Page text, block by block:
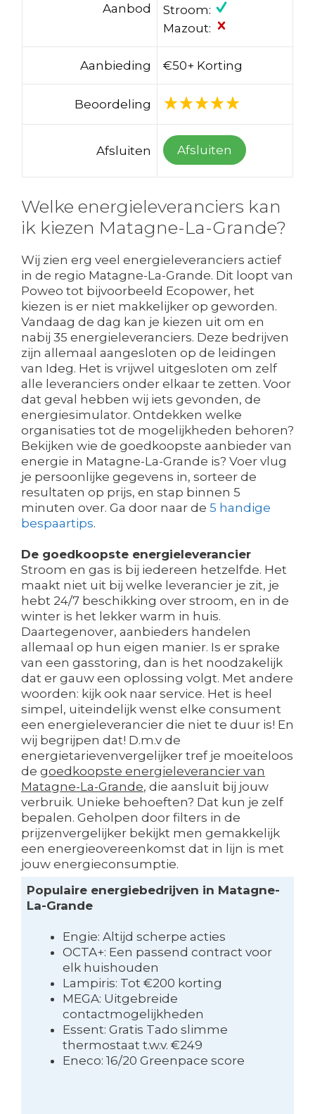
Aanbod
Stroom:
Mazout:
Aanbieding €50+ Korting
Beoordeling
Afsluiten Afsluiten
Welke energieleveranciers kan
ik kiezen Matagne-La-Grande?
Wij zien erg veel energieleveranciers actief
in de regio Matagne-La-Grande. Dit loopt van
Poweo tot bijvoorbeeld Ecopower, het
kiezen is er niet makkelijker op geworden.
Vandaag de dag kan je kiezen uit om en
nabij 35 energieleveranciers. Deze bedrijven
zijn allemaal aangesloten op de leidingen
van Ideg. Het is vrijwel uitgesloten om zelf
alle leveranciers onder elkaar te zetten. Voor
dat geval hebben wij iets gevonden, de
energiesimulator. Ontdekken welke
organisaties tot de mogelijkheden behoren?
Bekijken wie de goedkoopste aanbieder van
energie in Matagne-La-Grande is? Voer vlug
je persoonlijke gegevens in, sorteer de
resultaten op prijs, en stap binnen 5
minuten over. Ga door naar de 5 handige
bespaartips.
De goedkoopste energieleverancier
Stroom en gas is bij iedereen hetzelfde. Het
maakt niet uit bij welke leverancier je zit, je
hebt 24/7 beschikking over stroom, en in de
winter is het lekker warm in huis.
Daartegenover, aanbieders handelen
allemaal op hun eigen manier. Is er sprake
van een gasstoring, dan is het noodzakelijk
dat er gauw een oplossing volgt. Met andere
woorden: kijk ook naar service. Het is heel
simpel, uiteindelijk wenst elke consument
een energieleverancier die niet te duur is! En
wij begrijpen dat! D.m.v de
energietarievenvergelijker tref je moeiteloos
de goedkoopste energieleverancier van
Matagne-La-Grande, die aansluit bij jouw
verbruik. Unieke behoeften? Dat kun je zelf
bepalen. Geholpen door filters in de
prijzenvergelijker bekijkt men gemakkelijk
een energieovereenkomst dat in lijn is met
jouw energieconsumptie.
Populaire energiebedrijven in Matagne-
La-Grande
Engie: Altijd scherpe acties
OCTA+: Een passend contract voor
elk huishouden
Lampiris: Tot €200 korting
MEGA: Uitgebreide
contactmogelijkheden
Essent: Gratis Tado slimme
thermostaat t.w.v. €249
Eneco: 16/20 Greenpace score